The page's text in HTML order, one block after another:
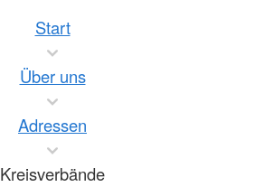
Start
Über uns
Adressen
Kreisverbände